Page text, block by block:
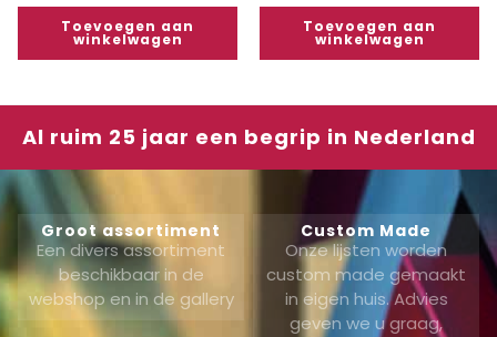
Toevoegen aan
winkelwagen
Toevoegen aan
winkelwagen
Al ruim 25 jaar een begrip in Nederland
Groot assortiment
Een divers assortiment
beschikbaar in de
webshop en in de gallery
Custom Made
Onze lijsten worden
custom made gemaakt
in eigen huis. Advies
geven we u graag,